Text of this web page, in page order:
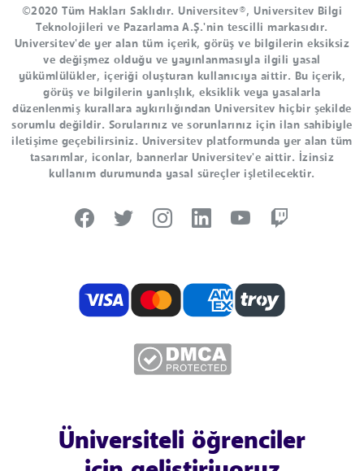
©2020 Tüm Hakları Saklıdır. Universitev®, Universitev Bilgi
Teknolojileri ve Pazarlama A.Ş.'nin tescilli markasıdır.
Universitev'de yer alan tüm içerik, görüş ve bilgilerin eksiksiz
ve değişmez olduğu ve yayınlanmasıyla ilgili yasal
yükümlülükler, içeriği oluşturan kullanıcıya aittir. Bu içerik,
görüş ve bilgilerin yanlışlık, eksiklik veya yasalarla
düzenlenmiş kurallara aykırılığından Universitev hiçbir şekilde
sorumlu değildir. Sorularınız ve sorunlarınız için ilan sahibiyle
iletişime geçebilirsiniz. Universitev platformunda yer alan tüm
tasarımlar, iconlar, bannerlar Universitev'e aittir. İzinsiz
kullanım durumunda yasal süreçler işletilecektir.
Üniversiteli öğrenciler